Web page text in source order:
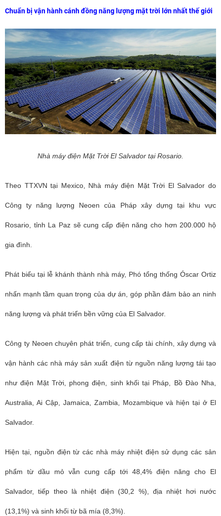
Chuẩn bị vận hành cánh đồng năng lượng mặt trời lớn nhất thế giới
Nhà máy điện Mặt Trời El Salvador tại Rosario.
Theo TTXVN tại Mexico, Nhà máy điện Mặt Trời El Salvador do
Công ty năng lượng Neoen của Pháp xây dựng tại khu vực
Rosario, tỉnh La Paz sẽ cung cấp điện năng cho hơn 200.000 hộ
gia đình.
Phát biểu tại lễ khánh thành nhà máy, Phó tổng thống Óscar Ortiz
nhấn mạnh tầm quan trọng của dự án, góp phần đảm bảo an ninh
năng lượng và phát triển bền vững của El Salvador.
Công ty Neoen chuyên phát triển, cung cấp tài chính, xây dựng và
vận hành các nhà máy sản xuất điện từ nguồn năng lượng tái tạo
như điện Mặt Trời, phong điện, sinh khối tại Pháp, Bồ Đào Nha,
Australia, Ai Cập, Jamaica, Zambia, Mozambique và hiện tại ở El
Salvador.
Hiện tại, nguồn điện từ các nhà máy nhiệt điện sử dụng các sản
phẩm từ dầu mỏ vẫn cung cấp tới 48,4% điện năng cho El
Salvador, tiếp theo là nhiệt điện (30,2 %), địa nhiệt hơi nước
(13,1%) và sinh khối từ bã mía (8,3%).